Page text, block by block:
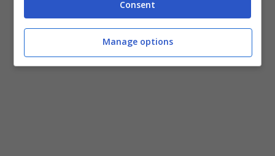
Consent
Manage options